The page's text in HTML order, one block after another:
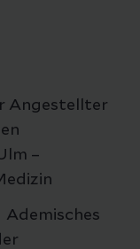
Angestellter
–
Ademisches